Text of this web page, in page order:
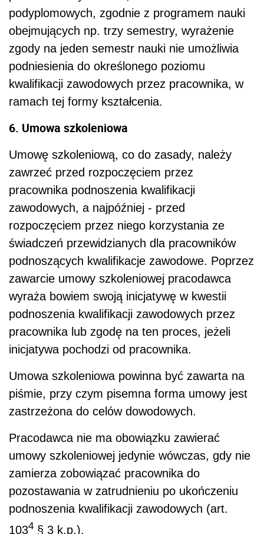
podyplomowych, zgodnie z programem nauki
obejmujących np. trzy semestry, wyrażenie
zgody na jeden semestr nauki nie umożliwia
podniesienia do określonego poziomu
kwalifikacji zawodowych przez pracownika, w
ramach tej formy kształcenia.
6. Umowa szkoleniowa
Umowę szkoleniową, co do zasady, należy
zawrzeć przed rozpoczęciem przez
pracownika podnoszenia kwalifikacji
zawodowych, a najpóźniej - przed
rozpoczęciem przez niego korzystania ze
świadczeń przewidzianych dla pracowników
podnoszących kwalifikacje zawodowe. Poprzez
zawarcie umowy szkoleniowej pracodawca
wyraża bowiem swoją inicjatywę w kwestii
podnoszenia kwalifikacji zawodowych przez
pracownika lub zgodę na ten proces, jeżeli
inicjatywa pochodzi od pracownika.
Umowa szkoleniowa powinna być zawarta na
piśmie, przy czym pisemna forma umowy jest
zastrzeżona do celów dowodowych.
Pracodawca nie ma obowiązku zawierać
umowy szkoleniowej jedynie wówczas, gdy nie
zamierza zobowiązać pracownika do
pozostawania w zatrudnieniu po ukończeniu
podnoszenia kwalifikacji zawodowych (art.
1034 § 3 k.p.).